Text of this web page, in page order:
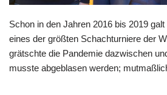
Schon in den Jahren 2016 bis 2019
eines der größten Schachturniere der
grätschte die Pandemie dazwischen
musste abgeblasen werden;